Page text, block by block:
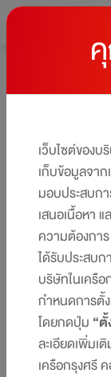
ให้คุณได้รับสิทธิป
ได้ในบัตรเดียว​​
เว็บไซต์ของ
เก็บข้อมูลจา
มอบประสบก
เสนอเนื้อหา
ความต้องกา
ได้รับประสบก
บริษัทในเครื
กำหนดการตั้
โดยกดปุ่ม “
ละเอียดเพิ่มเ
เครือกรุงศรี